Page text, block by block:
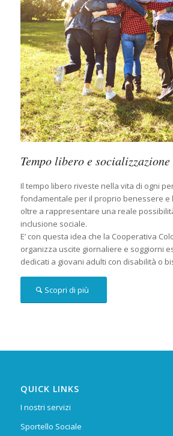
Tempo libero e socializzazione
Il tempo libero riveste nella vita di ogni
fondamentale per il proprio benessere e
oltre a rappresentare una reale
inclusione sociale.
E’ con questa idea che la Cooperativa
organizza uscite giornaliere e soggiorni
dedicati a giovani adulti con disabilità o
Scopri di più
QUICK LINKS
I nostri servizi
Sportello Sociale